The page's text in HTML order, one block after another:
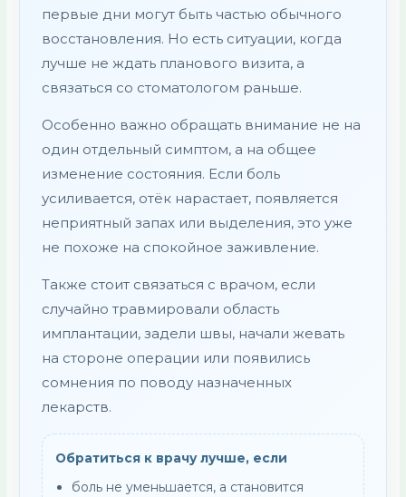
первые дни могут быть частью обычного
восстановления. Но есть ситуации, когда
лучше не ждать планового визита, а
связаться со стоматологом раньше.
Особенно важно обращать внимание не на
один отдельный симптом, а на общее
изменение состояния. Если боль
усиливается, отёк нарастает, появляется
неприятный запах или выделения, это уже
не похоже на спокойное заживление.
Также стоит связаться с врачом, если
случайно травмировали область
имплантации, задели швы, начали жевать
на стороне операции или появились
сомнения по поводу назначенных
лекарств.
Обратиться к врачу лучше, если
боль не уменьшается, а становится